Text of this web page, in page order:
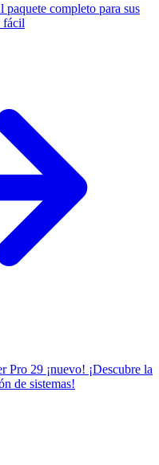
paquete completo para sus
fácil
Pro 29 ¡nuevo! ¡Descubre la
de sistemas!